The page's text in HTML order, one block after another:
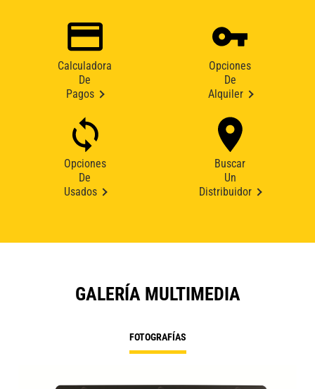
Calculadora
De
Pagos
Opciones
De
Alquiler
Opciones
De
Usados
Buscar
Un
Distribuidor
GALERÍA MULTIMEDIA
FOTOGRAFÍAS